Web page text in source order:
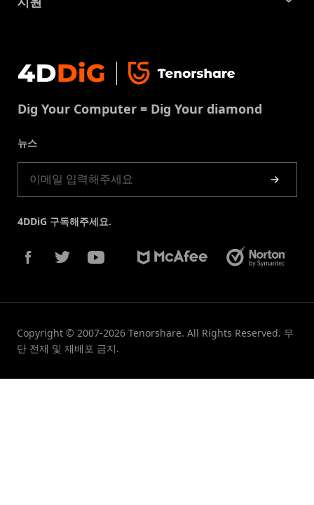
맥 복구 솔루션
중복 파일 제거
이용약권
쿠키정책(업데이트됨)
문의
제품 가이드
Dig Your Computer = Dig Your diamond
뉴스
4DDiG 구독해주세요.
Copyright © 2007-2026 Tenorshare. All Rights Reserved. 무
단 전재 및 재배포 금지.